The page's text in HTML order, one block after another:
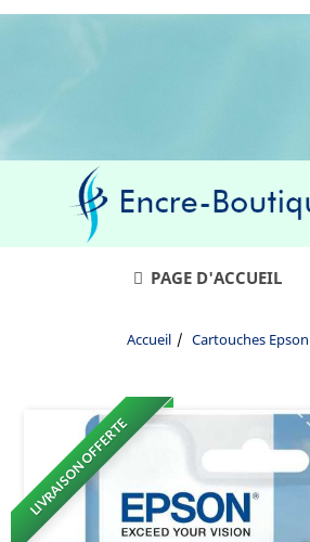
PAGE D'ACCUEIL
Accueil Cartouches Epson
LIVRAISON OFFERTE